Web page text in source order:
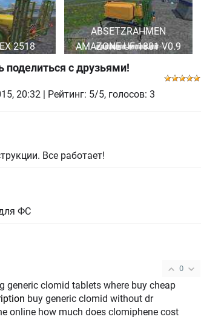
2518
ABSETZRAHMEN
AMAZONE UF 1801 V0.9
поделиться с друзьями!
20:32 | Рейтинг: 5/5, голосов:3
Все работает!
ФС
0
generic clomid tablets where buy cheap
buy generic clomid without dr
online how much does clomiphene cost